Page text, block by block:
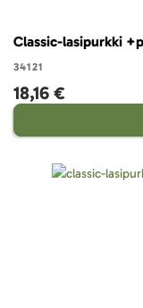
Classic-lasipurkki
34121
18,16 €